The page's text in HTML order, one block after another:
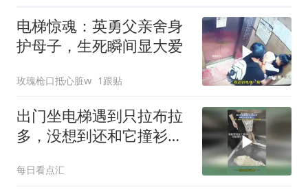
电梯惊魂：英勇父亲舍身
护母子，生死瞬间显大爱
玫瑰枪口抵心脏w 1跟贴
出门坐电梯遇到只拉布拉
多，没想到还和它撞衫
我穿一样的衣服
每日看点汇